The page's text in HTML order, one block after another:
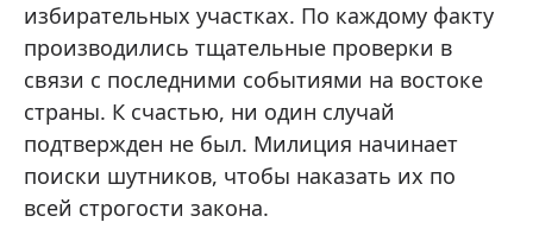
избирательных участках. По каждому факту
производились тщательные проверки в
связи с последними событиями на востоке
страны. К счастью, ни один случай
подтвержден не был. Милиция начинает
поиски шутников, чтобы наказать их по
всей строгости закона.